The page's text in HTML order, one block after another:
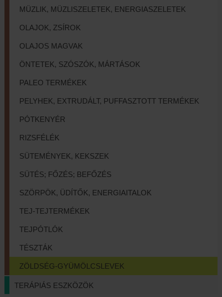
MÜZLIK, MÜZLISZELETEK, ENERGIASZELETEK
OLAJOK, ZSÍROK
OLAJOS MAGVAK
ÖNTETEK, SZÓSZÓK, MÁRTÁSOK
PALEO TERMÉKEK
PELYHEK, EXTRUDÁLT, PUFFASZTOTT TERMÉKEK
PÓTKENYÉR
RIZSFÉLÉK
SÜTEMÉNYEK, KEKSZEK
SÜTÉS; FŐZÉS; BEFŐZÉS
SZÖRPÖK, ÜDÍTŐK, ENERGIAITALOK
TEJ-TEJTERMÉKEK
TEJPÓTLÓK
TÉSZTÁK
ZÖLDSÉG-GYÜMÖLCSLEVEK
TERÁPIÁS ESZKÖZÖK